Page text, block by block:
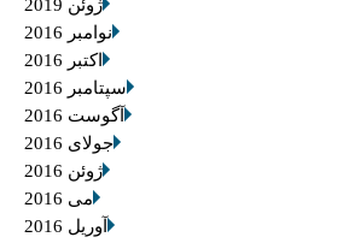
ژوئن 2019
نوامبر 2016
اکتبر 2016
سپتامبر 2016
آگوست 2016
جولای 2016
ژوئن 2016
می 2016
آوریل 2016